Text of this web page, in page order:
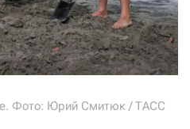
Фото: Юрий Смитюк / ТАСС